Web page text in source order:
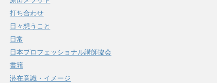
打ち合わせ
日々想うこと
日常
日本プロフェッショナル講師協会
書籍
潜在意識・イメージ